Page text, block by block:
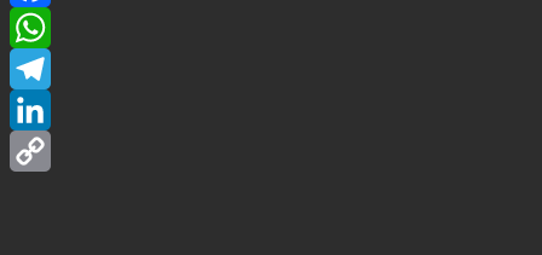
Facebook
WhatsApp
Telegram
LinkedIn